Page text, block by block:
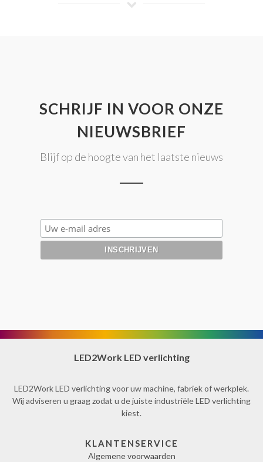
SCHRIJF IN VOOR ONZE
NIEUWSBRIEF
Blijf op de hoogte van het laatste nieuws
LED2Work LED verlichting
LED2Work LED verlichting voor uw machine, fabriek of werkplek.
Wij adviseren u graag zodat u de juiste industriële LED verlichting
kiest.
KLANTENSERVICE
Algemene voorwaarden